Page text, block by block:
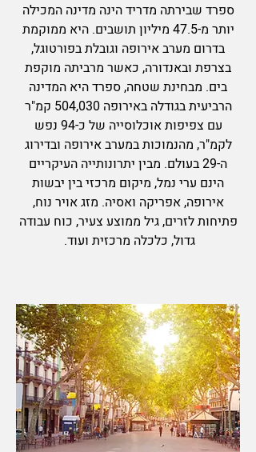
ספרד שבירתה מדריד הינה מדינה המכילה
יותר מ-47.5 מיליון תושבים. היא ממוקמת
בדרום מערב אירופה וגובלת בפורטוגל,
בצרפת ובאנדורה, כאשר מרביתה מוקפת
בים. מבחינת שטחה, ספרד היא המדינה
הרביעית בגודלה באירופה 504,030 קמ"ר
עם צפיפות אוכלוסייה של כ-94 נפש
לקמ"ר, מהנמוכות במערב אירופה ובדירוג
ה-29 בעולם. מבין יתרונותייה העיקריים
הינם ערי נמל, מיקום מרכזי בין יבשות
אירופה, אפריקה ואסיה. מזג אויר נוח,
פתיחות לזרים, גיל ממוצע צעיר, כוח עבודה
גדול, כלכלה מרכזית ועוד.